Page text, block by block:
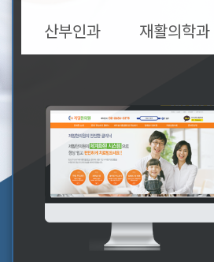
산부인과 재활의학과